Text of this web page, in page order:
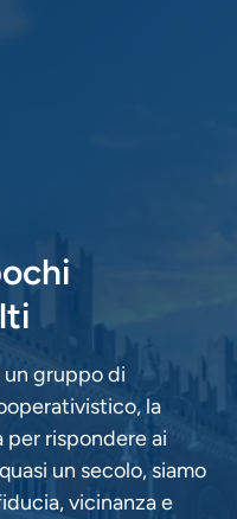
un gruppo di
la
per rispondere ai
un secolo, siamo
vicinanza e